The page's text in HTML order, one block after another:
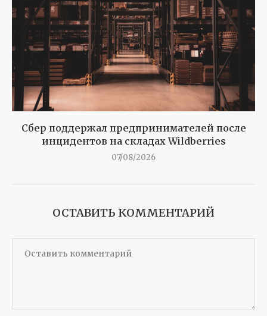
Сбер поддержал предпринимателей после
инцидентов на складах Wildberries
07/08/2026
ОСТАВИТЬ КОММЕНТАРИЙ